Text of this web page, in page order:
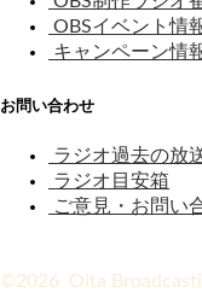
OBSイベント情
キャンペーン情
お問い合わせ
ラジオ過去の放
ラジオ目安箱
ご意見・お問い
©2026 Oita